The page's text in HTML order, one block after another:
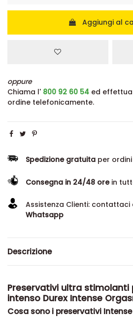
Aggiungi al
oppure
Chiama l' 800 92 60 54 ed
ordine telefonicamente.
Spedizione gratuita per
Consegna in 24/48 orein
Assistenza Clienti: contattaci
Whatsapp
Descrizione
Preservativi ultra stimolanti
intenso Durex Intense
Cosa sono i preservativi